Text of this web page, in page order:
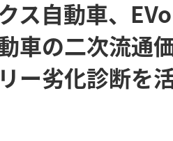
ス自動車、
車の二次流通
ー劣化診断を